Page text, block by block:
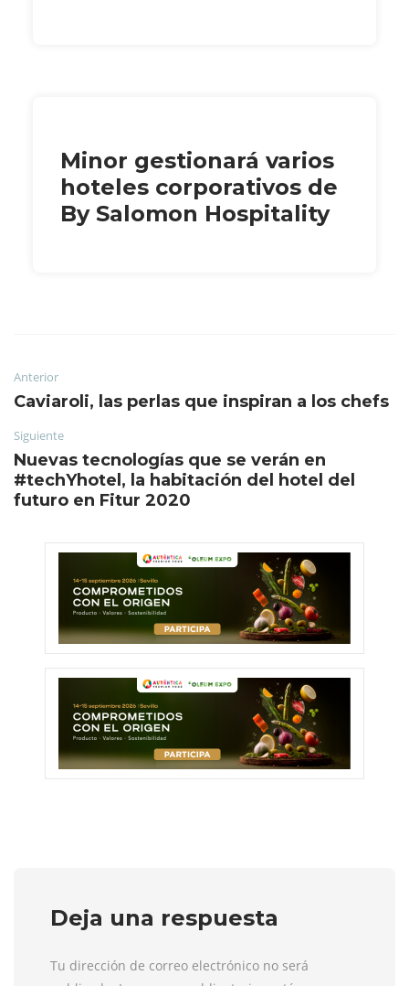
Minor gestionará varios
hoteles corporativos de
By Salomon Hospitality
Anterior
Caviaroli, las perlas que inspiran a los chefs
Siguiente
Nuevas tecnologías que se verán en
#techYhotel, la habitación del hotel del
futuro en Fitur 2020
Deja una respuesta
Tu dirección de correo electrónico no será